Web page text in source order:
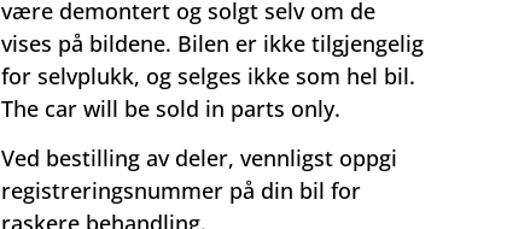
være demontert og solgt selv om de
vises på bildene. Bilen er ikke tilgjengelig
for selvplukk, og selges ikke som hel bil.
The car will be sold in parts only.
Ved bestilling av deler, vennligst oppgi
registreringsnummer på din bil for